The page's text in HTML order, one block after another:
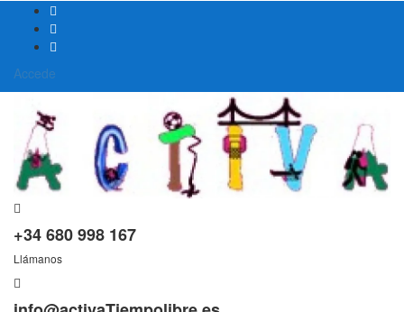
Accede
+34 680 998 167
Llámanos